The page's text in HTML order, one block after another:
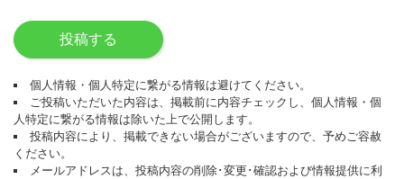
投稿する
個人情報・個人特定に繋がる情報は避けてください。
ご投稿いただいた内容は、掲載前に内容チェックし、個人情報・個
人特定に繋がる情報は除いた上で公開します。
投稿内容により、掲載できない場合がございますので、予めご容赦
ください。
メールアドレスは、投稿内容の削除･変更･確認および情報提供に利